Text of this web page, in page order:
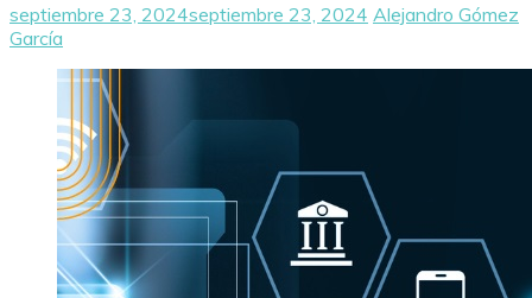
septiembre 23, 2024septiembre 23, 2024 Alejandro Gómez
García